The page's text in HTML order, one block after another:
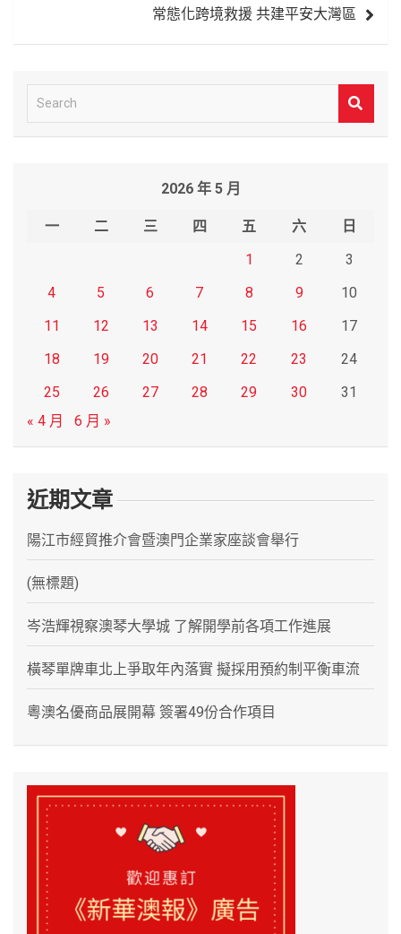
常態化跨境救援 共建平安大灣區
e
2026 年 5 月
一 二 三 四 五 六
日
1
2
3
4
5 6 7 8 9
10
11
12 13 14 15 16
17
18
19 20 21 22 23
24
25
26 27 28 29 30
31
« 4 月
6 月 »
近期文章
陽江市經貿推介會暨澳門企業家座談會舉行
(無標題)
岑浩輝視察澳琴大學城 了解開學前各項工作進展
橫琴單牌車北上爭取年內落實 擬採用預約制平衡車流
粵澳名優商品展開幕 簽署49份合作項目